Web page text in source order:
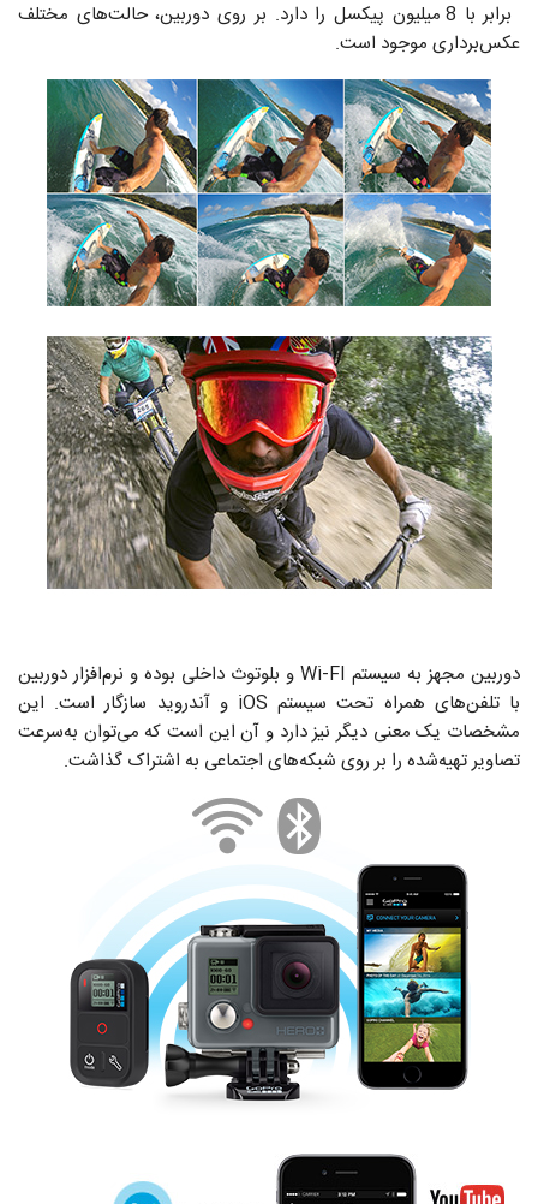
برابر با 8 میلیون پیکسل را دارد. بر روی دوربین، حالت‌های مختلف
عکس‌برداری موجود است.
دوربین مجهز به سیستم Wi-FI و بلوتوث داخلی بوده و نرم‌افزار دوربین
با تلفن‌های همراه تحت سیستم iOS و آندروید سازگار است. این
مشخصات یک معنی دیگر نیز دارد و آن این است که می‌توان به‌سرعت
تصاویر تهیه‌شده را بر روی شبکه‌های اجتماعی به اشتراک گذاشت.